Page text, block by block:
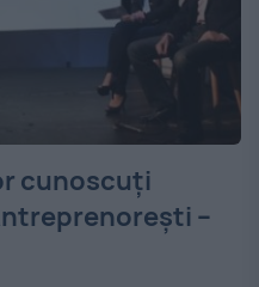
cunoscuţi
–